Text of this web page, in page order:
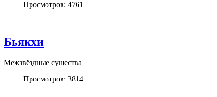
Просмотров: 4761
Бьякхи
Межзвёздные существа
Просмотров: 3814